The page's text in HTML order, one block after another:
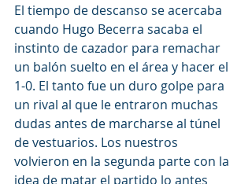
El tiempo de descanso se acercaba
cuando Hugo Becerra sacaba el
instinto de cazador para remachar
un balón suelto en el área y hacer el
1-0. El tanto fue un duro golpe para
un rival al que le entraron muchas
dudas antes de marcharse al túnel
de vestuarios. Los nuestros
volvieron en la segunda parte con la
idea de matar el partido lo antes